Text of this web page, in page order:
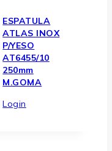
ESPATULA
ATLAS INOX
P/YESO
AT6455/10
250mm
M.GOMA
Login